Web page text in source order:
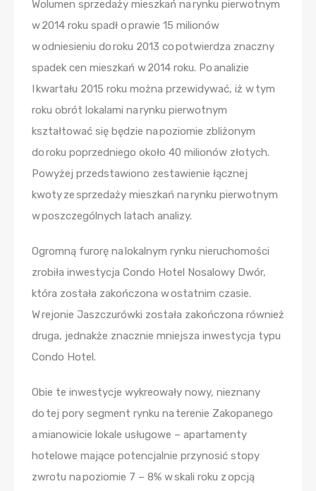
Wolumen sprzedaży mieszkań na rynku pierwotnym
w 2014 roku spadł o prawie 15 milionów
w odniesieniu do roku 2013 co potwierdza znaczny
spadek cen mieszkań w 2014 roku. Po analizie
I kwartału 2015 roku można przewidywać, iż w tym
roku obrót lokalami na rynku pierwotnym
kształtować się będzie na poziomie zbliżonym
do roku poprzedniego około 40 milionów złotych.
Powyżej przedstawiono zestawienie łącznej
kwoty ze sprzedaży mieszkań na rynku pierwotnym
w poszczególnych latach analizy.
Ogromną furorę na lokalnym rynku nieruchomości
zrobiła inwestycja Condo Hotel Nosalowy Dwór,
która została zakończona w ostatnim czasie.
W rejonie Jaszczurówki została zakończona również
druga, jednakże znacznie mniejsza inwestycja typu
Condo Hotel.
Obie te inwestycje wykreowały nowy, nieznany
do tej pory segment rynku na terenie Zakopanego
a mianowicie lokale usługowe – apartamenty
hotelowe mające potencjalnie przynosić stopy
zwrotu na poziomie 7 – 8% w skali roku z opcją